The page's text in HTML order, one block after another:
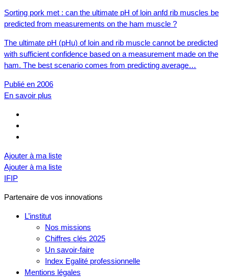
Sorting pork met : can the ultimate pH of loin anfd rib muscles be
predicted from measurements on the ham muscle ?
The ultimate pH (pHu) of loin and rib muscle cannot be predicted
with sufficient confidence based on a measurement made on the
ham. The best scenario comes from predicting average…
Publié en 2006
En savoir plus
Ajouter à ma liste
Ajouter à ma liste
IFIP
Partenaire de vos innovations
L’institut
Nos missions
Chiffres clés 2025
Un savoir-faire
Index Egalité professionnelle
Mentions légales